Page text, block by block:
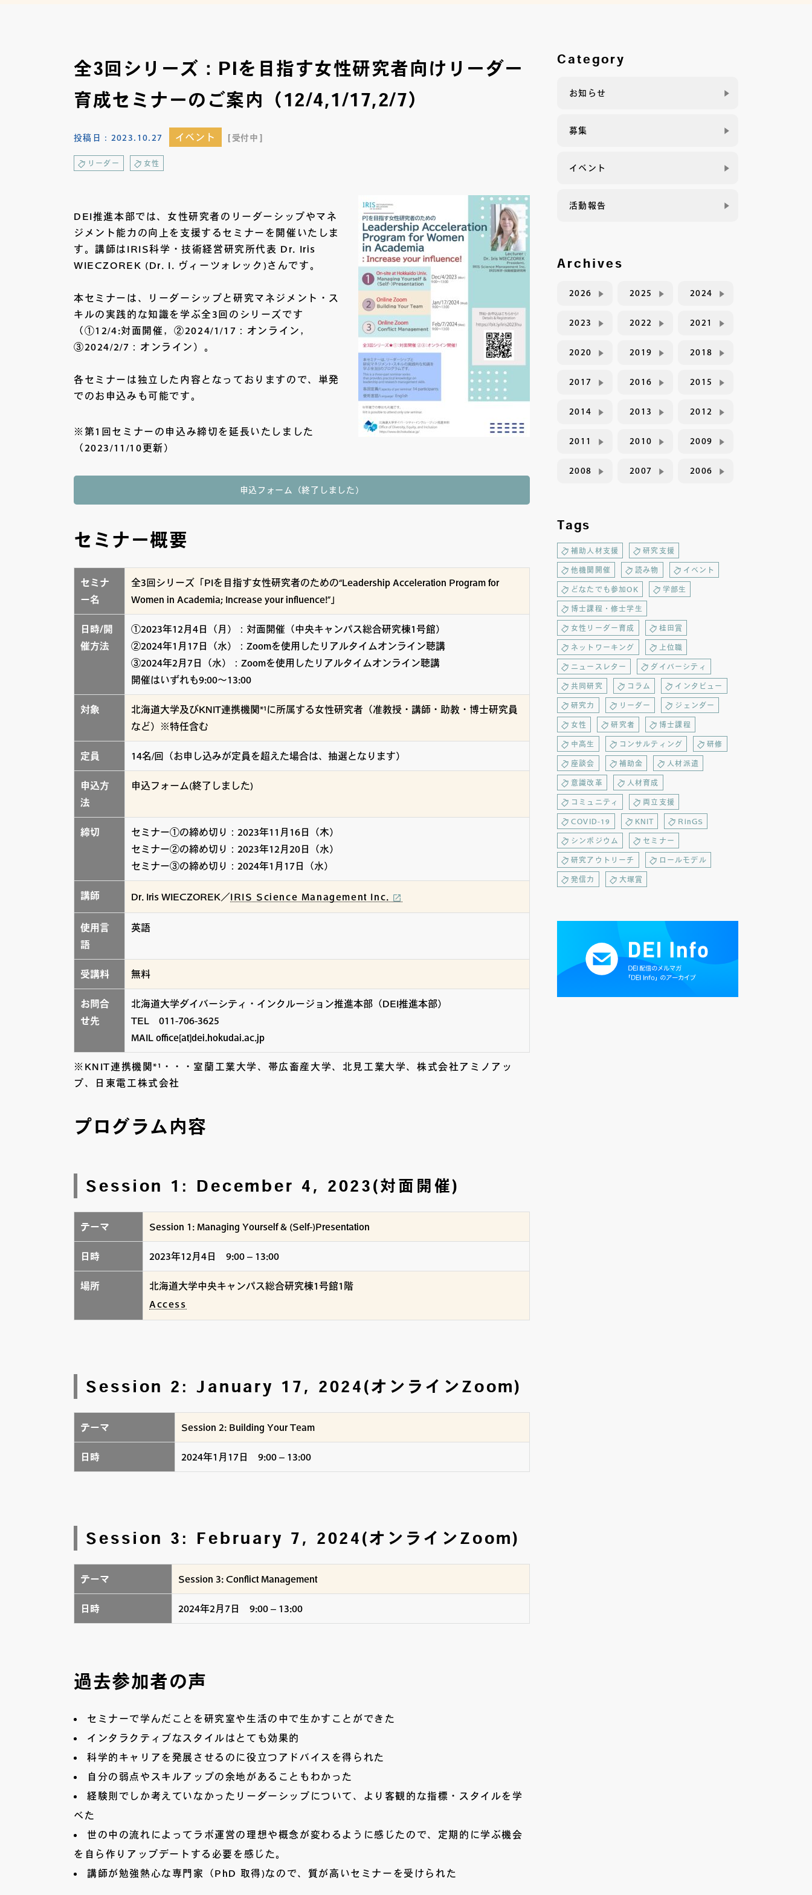
全3回シリーズ：PIを目指す女性研究者向けリーダー
育成セミナーのご案内（12/4,1/17,2/7）
投稿日： 2023.10.27 イベント 受付中
リーダー 女性
DEI推進本部では、女性研究者のリーダーシップやマネ
ジメント能力の向上を支援するセミナーを開催いたしま
す。講師はIRIS科学・技術経営研究所代表 Dr. Iris
WIECZOREK (Dr. I. ヴィーツォレック)さんです。
本セミナーは、リーダーシップと研究マネジメント・ス
キルの実践的な知識を学ぶ全3回のシリーズです
（①12/4:対面開催，②2024/1/17：オンライン，
③2024/2/7：オンライン）。
各セミナーは独立した内容となっておりますので、単発
でのお申込みも可能です。
※第1回セミナーの申込み締切を延長いたしました
（2023/11/10更新）
申込フォーム（終了しました）
セミナー概要
セミナ
ー名
全3回シリーズ「PIを目指す女性研究者のための“Leadership Acceleration Program for
Women in Academia; Increase your influence!”」
日時/開
催方法
①2023年12月4日（月）：対面開催（中央キャンパス総合研究棟1号館）
②2024年1月17日（水）：Zoomを使用したリアルタイムオンライン聴講
③2024年2月7日（水）：Zoomを使用したリアルタイムオンライン聴講
開催はいずれも9:00～13:00
対象
北海道大学及びKNIT連携機関*¹に所属する女性研究者（准教授・講師・助教・博士研究員
など）※特任含む
定員 14名/回（お申し込みが定員を超えた場合は、抽選となります）
申込方
法
申込フォーム(終了しました)
締切
セミナー①の締め切り：2023年11月16日（木）
セミナー②の締め切り：2023年12月20日（水）
セミナー③の締め切り：2024年1月17日（水）
講師 Dr. Iris WIECZOREK／IRIS Science Management Inc.
使用言
語
英語
受講料 無料
お問合
せ先
北海道大学ダイバーシティ・インクルージョン推進本部（DEI推進本部）
TEL 011-706-3625
MAIL office[at]dei.hokudai.ac.jp
※KNIT連携機関*¹・・・室蘭工業大学、帯広畜産大学、北見工業大学、株式会社アミノアッ
プ、日東電工株式会社
プログラム内容
Session 1: December 4, 2023(対面開催)
テーマ Session 1: Managing Yourself & (Self-)Presentation
日時 2023年12月4日 9:00 – 13:00
場所
北海道大学中央キャンパス総合研究棟1号館1階
Access
Session 2: January 17, 2024(オンラインZoom)
テーマ Session 2: Building Your Team
日時 2024年1月17日 9:00 – 13:00
Session 3: February 7, 2024(オンラインZoom)
テーマ Session 3: Conflict Management
日時 2024年2月7日 9:00 – 13:00
過去参加者の声
セミナーで学んだことを研究室や生活の中で生かすことができた
インタラクティブなスタイルはとても効果的
科学的キャリアを発展させるのに役立つアドバイスを得られた
自分の弱点やスキルアップの余地があることもわかった
経験則でしか考えていなかったリーダーシップについて、より客観的な指標・スタイルを学
べた
世の中の流れによってラボ運営の理想や概念が変わるように感じたので、定期的に学ぶ機会
を自ら作りアップデートする必要を感じた。
講師が勉強熱心な専門家（PhD 取得)なので、質が高いセミナーを受けられた
Category
お知らせ
募集
イベント
活動報告
Archives
2026 2025 2024
2023 2022 2021
2020 2019 2018
2017 2016 2015
2014 2013 2012
2011 2010 2009
2008 2007 2006
Tags
補助人材支援 研究支援
他機関開催 読み物 イベント
どなたでも参加OK 学部生
博士課程・修士学生
女性リーダー育成 桂田賞
ネットワーキング 上位職
ニュースレター ダイバーシティ
共同研究 コラム インタビュー
研究力 リーダー ジェンダー
女性 研究者 博士課程
中高生 コンサルティング 研修
座談会 補助金 人材派遣
意識改革 人材育成
コミュニティ 両立支援
COVID-19 KNIT RinGS
シンポジウム セミナー
研究アウトリーチ ロールモデル
発信力 大塚賞